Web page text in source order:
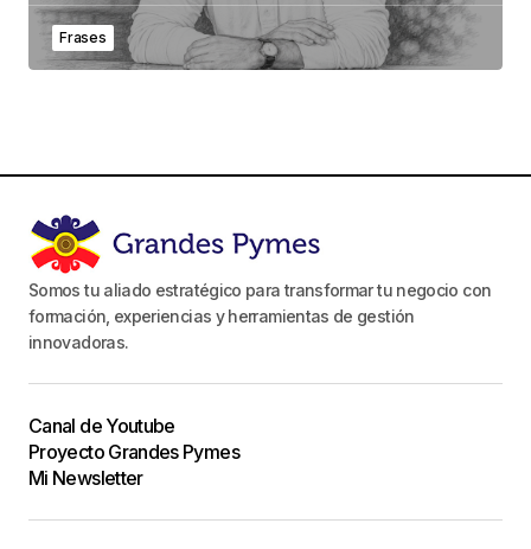
Frases
Somos tu aliado estratégico para transformar tu negocio con
formación, experiencias y herramientas de gestión
innovadoras.
Canal de Youtube
Proyecto Grandes Pymes
Mi Newsletter